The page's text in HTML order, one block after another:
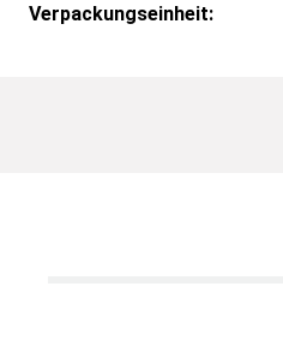
Verpackungseinheit: